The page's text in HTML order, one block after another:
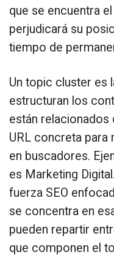
que se encuentra
perjudicará su
tiempo de
Un topic cluster es
estructuran los
están relacionados
URL concreta
en buscadores.
es Marketing
fuerza SEO
se concentra en
pueden repartir
que componen el